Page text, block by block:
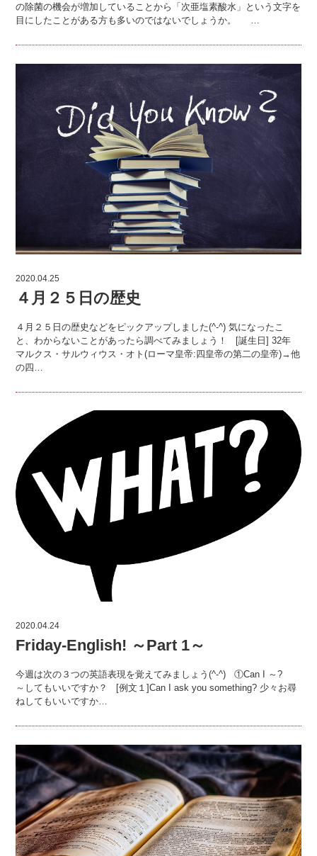
の除菌の機会が増加していることから「次亜塩素酸水」という文字を
目にしたことがある方も多いのではないでしょうか。 …
2020.04.25
４月２５日の歴史
４月２５日の歴史などをピックアップしました(^-^) 気になったこ
と、わからないことがあったら調べてみましょう！ [誕生日] 32年
マルクス・サルウィウス・オト(ローマ皇帝:四皇帝の第二の皇帝)→他
の四…
2020.04.24
Friday-English! ～Part 1～
今週は次の３つの英語表現を覚えてみましょう(^-^) ①Can I ～?
～してもいいですか？ [例文１]Can I ask you something? 少々お尋
ねしてもいいですか…